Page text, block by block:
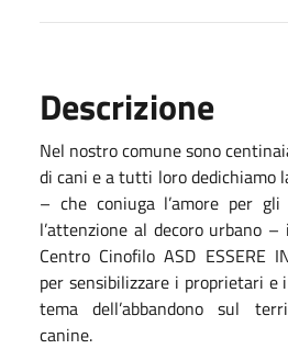
Descrizione
Nel nostro comune sono
di cani e a tutti loro dedichiamo
– che coniuga l’amore per gli
l’attenzione al decoro urbano –
Centro Cinofilo ASD ESSERE
per sensibilizzare i proprietari
tema dell’abbandono sul
canine.